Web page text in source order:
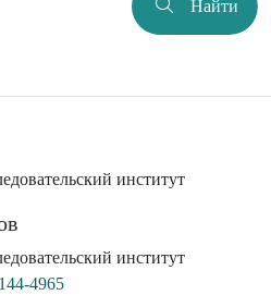
Найти
институт
институт
4965